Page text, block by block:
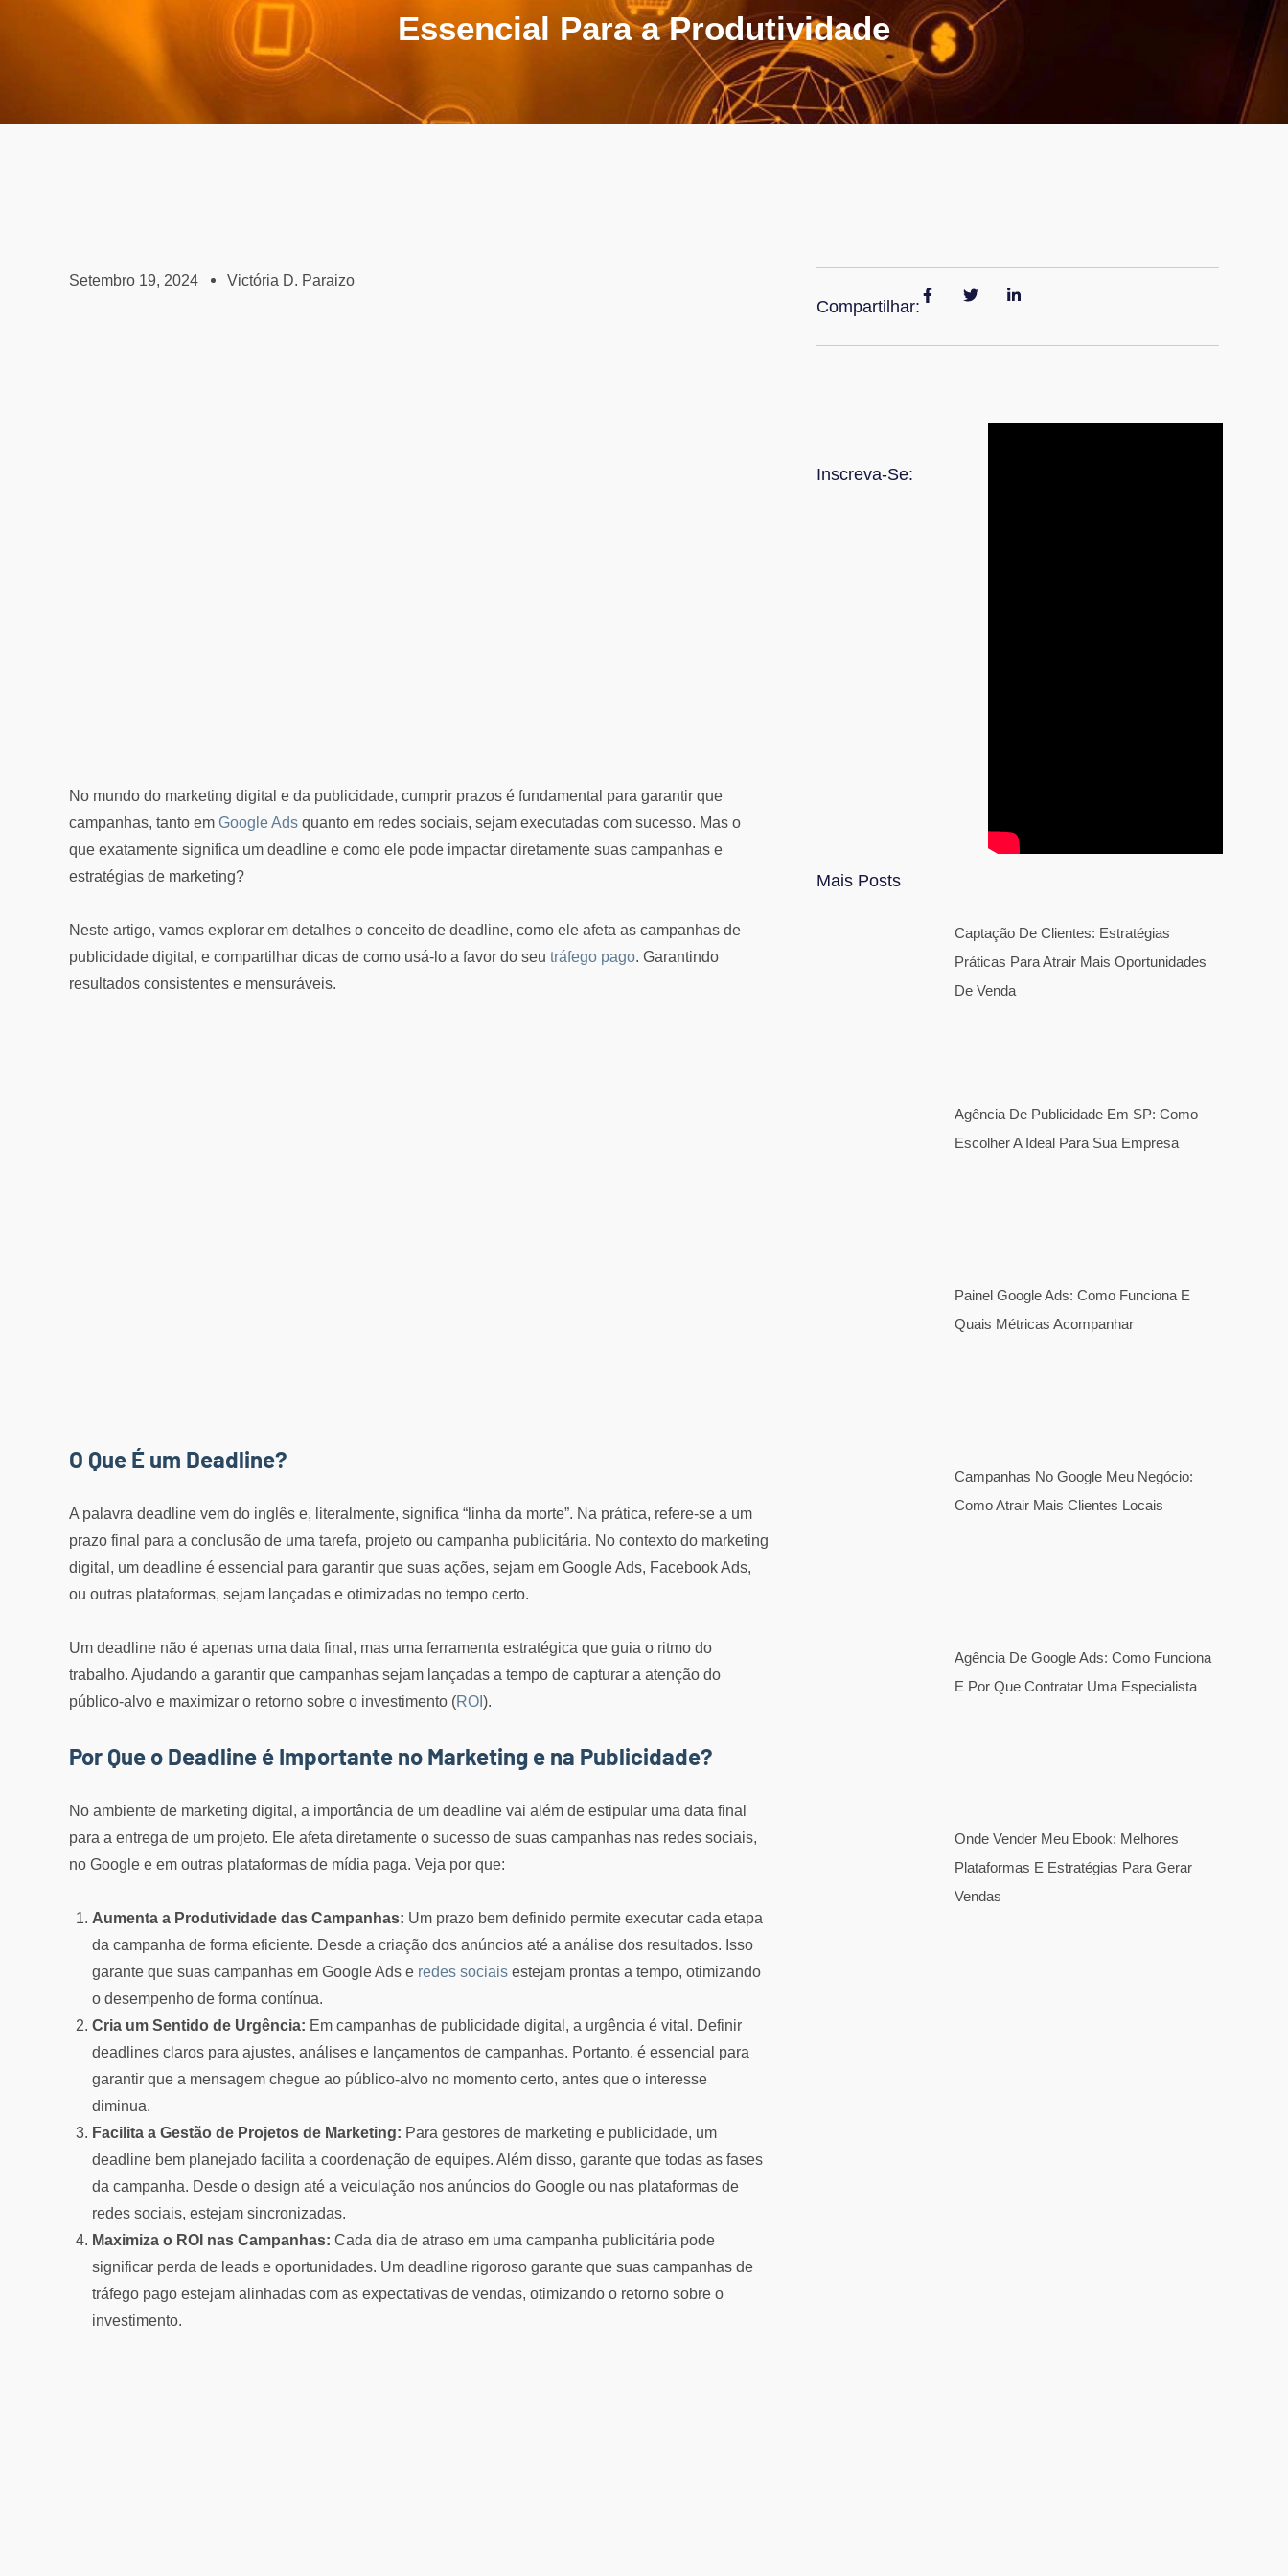
Essencial Para a Produtividade
Setembro 19, 2024 Victória D. Paraizo
No mundo do marketing digital e da publicidade, cumprir prazos é fundamental para garantir que
campanhas, tanto em Google Ads quanto em redes sociais, sejam executadas com sucesso. Mas o
que exatamente significa um deadline e como ele pode impactar diretamente suas campanhas e
estratégias de marketing?
Neste artigo, vamos explorar em detalhes o conceito de deadline, como ele afeta as campanhas de
publicidade digital, e compartilhar dicas de como usá-lo a favor do seu tráfego pago. Garantindo
resultados consistentes e mensuráveis.
O Que É um Deadline?
A palavra deadline vem do inglês e, literalmente, significa “linha da morte”. Na prática, refere-se a um
prazo final para a conclusão de uma tarefa, projeto ou campanha publicitária. No contexto do marketing
digital, um deadline é essencial para garantir que suas ações, sejam em Google Ads, Facebook Ads,
ou outras plataformas, sejam lançadas e otimizadas no tempo certo.
Um deadline não é apenas uma data final, mas uma ferramenta estratégica que guia o ritmo do
trabalho. Ajudando a garantir que campanhas sejam lançadas a tempo de capturar a atenção do
público-alvo e maximizar o retorno sobre o investimento (ROI ).
Por Que o Deadline é Importante no Marketing e na Publicidade?
No ambiente de marketing digital, a importância de um deadline vai além de estipular uma data final
para a entrega de um projeto. Ele afeta diretamente o sucesso de suas campanhas nas redes sociais,
no Google e em outras plataformas de mídia paga. Veja por que:
Aumenta a Produtividade das Campanhas: Um prazo bem definido permite executar cada etapa
da campanha de forma eficiente. Desde a criação dos anúncios até a análise dos resultados. Isso
garante que suas campanhas em Google Ads e redes sociais estejam prontas a tempo, otimizando
o desempenho de forma contínua.
Cria um Sentido de Urgência: Em campanhas de publicidade digital, a urgência é vital. Definir
deadlines claros para ajustes, análises e lançamentos de campanhas. Portanto, é essencial para
garantir que a mensagem chegue ao público-alvo no momento certo, antes que o interesse
diminua.
Facilita a Gestão de Projetos de Marketing: Para gestores de marketing e publicidade, um
deadline bem planejado facilita a coordenação de equipes. Além disso, garante que todas as fases
da campanha. Desde o design até a veiculação nos anúncios do Google ou nas plataformas de
redes sociais, estejam sincronizadas.
Maximiza o ROI nas Campanhas: Cada dia de atraso em uma campanha publicitária pode
significar perda de leads e oportunidades. Um deadline rigoroso garante que suas campanhas de
tráfego pago estejam alinhadas com as expectativas de vendas, otimizando o retorno sobre o
investimento.
Compartilhar:
Inscreva-Se:
Mais Posts
Captação De Clientes: Estratégias
Práticas Para Atrair Mais Oportunidades
De Venda
Agência De Publicidade Em SP: Como
Escolher A Ideal Para Sua Empresa
Painel Google Ads: Como Funciona E
Quais Métricas Acompanhar
Campanhas No Google Meu Negócio:
Como Atrair Mais Clientes Locais
Agência De Google Ads: Como Funciona
E Por Que Contratar Uma Especialista
Onde Vender Meu Ebook: Melhores
Plataformas E Estratégias Para Gerar
Vendas